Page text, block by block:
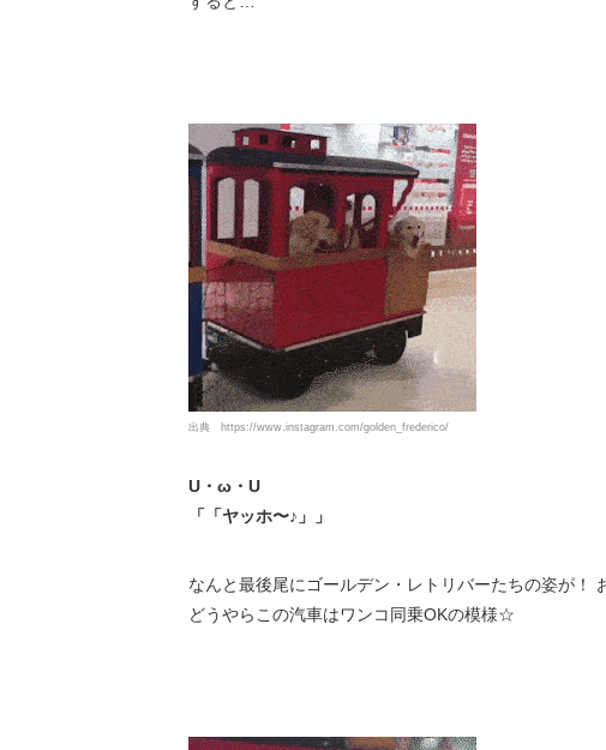
出典 https://www.instagram.com/golden_frederico/
U・ω・U
「「ヤッホ〜♪」」
なんと最後尾にゴールデン・レトリバーたちの姿が！
どうやらこの汽車はワンコ同乗OKの模様☆